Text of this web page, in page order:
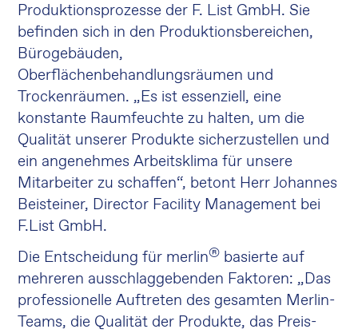
Produktionsprozesse der F. List GmbH. Sie
befinden sich in den Produktionsbereichen,
Bürogebäuden,
Oberflächenbehandlungsräumen und
Trockenräumen. „Es ist essenziell, eine
konstante Raumfeuchte zu halten, um die
Qualität unserer Produkte sicherzustellen und
ein angenehmes Arbeitsklima für unsere
Mitarbeiter zu schaffen“, betont Herr Johannes
Beisteiner, Director Facility Management bei
F.List GmbH.
Die Entscheidung für merlin® basierte auf
mehreren ausschlaggebenden Faktoren: „Das
professionelle Auftreten des gesamten Merlin-
Teams, die Qualität der Produkte, das Preis-